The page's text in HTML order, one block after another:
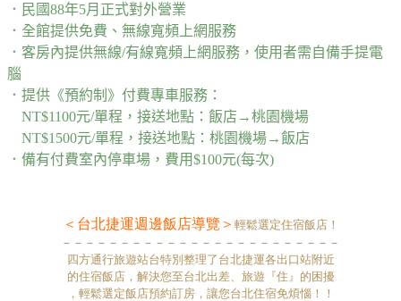
．民國88年5月正式對外營業
．全館提供免費、無線寬頻上網服務
．客房內提供無線/有線寬頻上網服務，使用者需自備手提電
腦
．提供《預約制》付費專車服務：
NT$1100元/單程，接送地點：飯店→桃園機場
NT$1500元/單程，接送地點：桃園機場→飯店
．備有付費室內停車場，費用$100元(每次)
＜台北捷運週邊飯店導覽＞ 輕鬆選定住宿飯店！
－－－－－－－－－－－－－－－－－－－－－－－－
四方通行旅遊站台特別整理了台北捷運各出口站附近
的住宿飯店，解決您至台北出差、旅遊『住』的困擾
，輕鬆選定飯店預約訂房，讓您台北住宿免煩惱！！